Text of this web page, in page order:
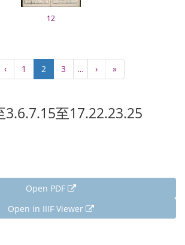
12
Previous
page
‹ Page
1
Current
page
2 Page
3 …
Next
page
›
Last
page
»
3.6.7.15至17.22.23.25
Open PDF
Open in IIIF Viewer